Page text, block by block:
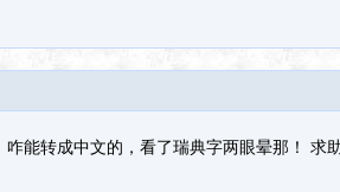
咋能转成中文的，看了瑞典字两眼晕那！ 求